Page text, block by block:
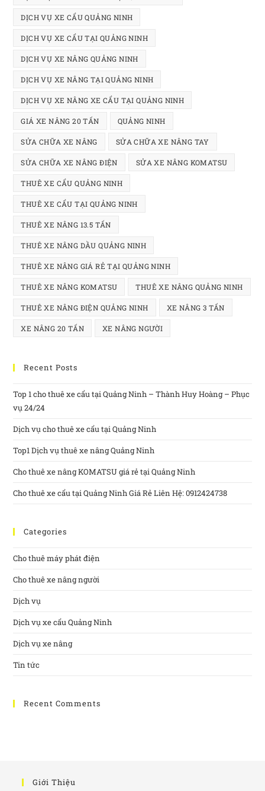
DỊCH VỤ XE CẨU QUẢNG NINH
DỊCH VỤ XE CẨU TẠI QUẢNG NINH
DỊCH VỤ XE NÂNG QUẢNG NINH
DỊCH VỤ XE NÂNG TẠI QUẢNG NINH
DỊCH VỤ XE NÂNG XE CẨU TẠI QUẢNG NINH
GIÁ XE NÂNG 20 TẤN QUẢNG NINH
SỬA CHỮA XE NÂNG SỬA CHỮA XE NÂNG TAY
SỬA CHỮA XE NÂNG ĐIỆN SỬA XE NÂNG KOMATSU
THUÊ XE CẨU QUẢNG NINH
THUÊ XE CẨU TẠI QUẢNG NINH
THUÊ XE NÂNG 13.5 TẤN
THUÊ XE NÂNG DẦU QUẢNG NINH
THUÊ XE NÂNG GIÁ RẺ TẠI QUẢNG NINH
THUÊ XE NÂNG KOMATSU THUÊ XE NÂNG QUẢNG NINH
THUÊ XE NÂNG ĐIỆN QUẢNG NINH XE NÂNG 3 TẤN
XE NÂNG 20 TẤN XE NÂNG NGƯỜI
Recent Posts
Top 1 cho thuê xe cẩu tại Quảng Ninh – Thành Huy Hoàng – Phục
vụ 24/24
Dịch vụ cho thuê xe cẩu tại Quảng Ninh
Top1 Dịch vụ thuê xe nâng Quảng Ninh
Cho thuê xe nâng KOMATSU giá rẻ tại Quảng Ninh
Cho thuê xe cẩu tại Quảng Ninh Giá Rẻ Liên Hệ: 0912424738
Categories
Cho thuê máy phát điện
Cho thuê xe nâng người
Dịch vụ
Dịch vụ xe cẩu Quảng Ninh
Dịch vụ xe nâng
Tin tức
Recent Comments
Giới Thiệu